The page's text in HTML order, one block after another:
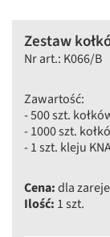
Zestaw
Nr art.: K066/B
Zawartość:
- 500 szt.
- 1000 szt.
- 1 szt. kleju
Cena:dla
Ilość: 1 szt.